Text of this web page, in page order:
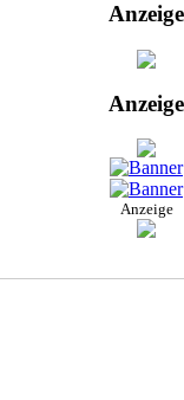
Anzeige
Anzeige
Anzeige